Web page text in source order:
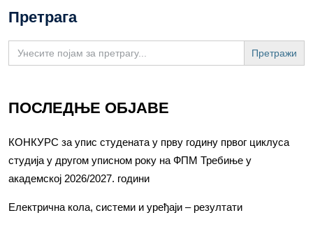
Претрага
Search
for:
ПОСЛЕДЊЕ ОБЈАВЕ
КОНКУРС за упис студената у прву годину првог циклуса
студија у другом уписном року на ФПМ Требиње у
академској 2026/2027. години
Електрична кола, системи и уређаји – резултати